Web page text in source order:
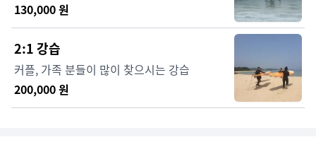
130,000원
2:1 강습
커플, 가족 분들이 많이 찾으시는 강습
200,000원